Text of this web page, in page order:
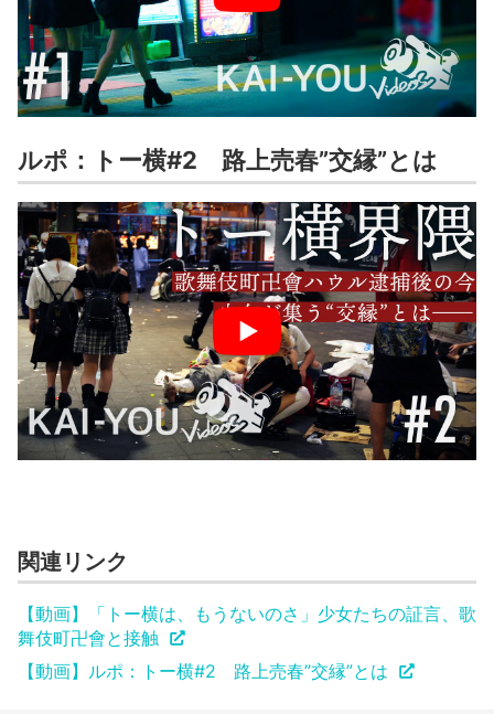
ルポ：トー横#2 路上売春”交縁”とは
関連リンク
【動画】「トー横は、もうないのさ」少女たちの証言、歌
舞伎町卍會と接触
【動画】ルポ：トー横#2 路上売春”交縁”とは